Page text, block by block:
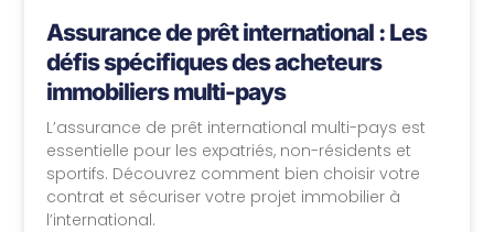
Assurance de prêt international : Les
défis spécifiques des acheteurs
immobiliers multi-pays
L’assurance de prêt international multi-pays est
essentielle pour les expatriés, non-résidents et
sportifs. Découvrez comment bien choisir votre
contrat et sécuriser votre projet immobilier à
l’international.